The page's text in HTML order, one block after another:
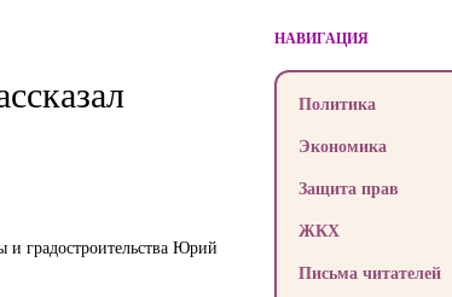
и градостроительства Юрий
НАВИГАЦИЯ
Политика
Экономика
Защита прав
ЖКХ
Письма читателей